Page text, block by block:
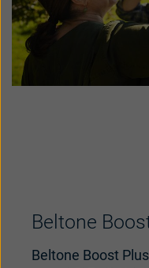
Beltone
Beltone Boost